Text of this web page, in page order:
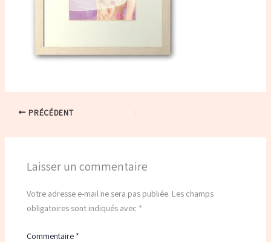
PRÉCÉDENT
Laisser un commentaire
Votre adresse e-mail ne sera pas publiée. Les champs
obligatoires sont indiqués avec *
Commentaire *